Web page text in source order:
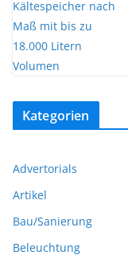
Kategorien
Advertorials
Artikel
Bau/Sanierung
Beleuchtung